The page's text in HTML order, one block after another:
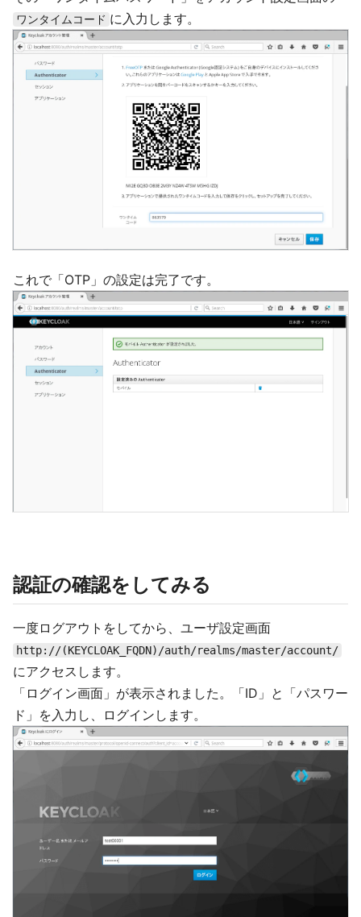
ワンタイムコード に入力します。
これで「OTP」の設定は完了です。
認証の確認をしてみる
一度ログアウトをしてから、ユーザ設定画面
http://(KEYCLOAK_FQDN)/auth/realms/master/account/
にアクセスします。
「ログイン画面」が表示されました。「ID」と「パスワー
ド」を入力し、ログインします。